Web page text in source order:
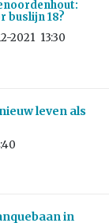
buslijn 18?
2021 13:30
leven als
in